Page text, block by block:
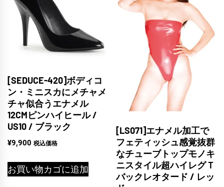
[SEDUCE-420]ボディコ
ン・ミニスカにメチャメ
チャ似合うエナメル
12CMピンハイヒール /
US10 / ブラック
¥9,900 税込価格
お買い物カゴに追加
[LS071]エナメル加工で
フェティッシュ感覚抜群
なチューブトップモノキ
ニスタイル超ハイレグＴ
バックレオタード / レッ